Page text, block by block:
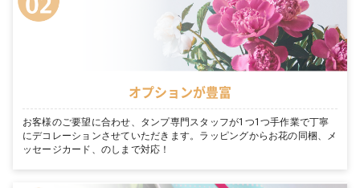
オプションが豊富
お客様のご要望に合わせ、タンプ専門スタッフが1つ1つ手作業で丁寧
にデコレーションさせていただきます。ラッピングからお花の同梱、メ
ッセージカード、のしまで対応！